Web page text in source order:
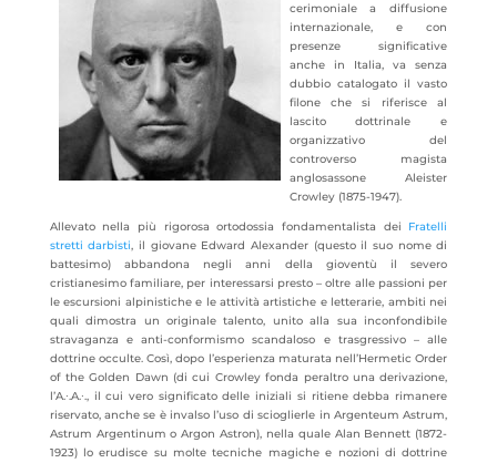
cerimoniale a diffusione
internazionale, e con
presenze significative
anche in Italia, va senza
dubbio catalogato il vasto
filone che si riferisce al
lascito dottrinale e
organizzativo del
controverso magista
anglosassone Aleister
Crowley (1875-1947).
Allevato nella più rigorosa ortodossia fondamentalista dei Fratelli
stretti darbisti, il giovane Edward Alexander (questo il suo nome di
battesimo) abbandona negli anni della gioventù il severo
cristianesimo familiare, per interessarsi presto – oltre alle passioni per
le escursioni alpinistiche e le attività artistiche e letterarie, ambiti nei
quali dimostra un originale talento, unito alla sua inconfondibile
stravaganza e anti-conformismo scandaloso e trasgressivo – alle
dottrine occulte. Così, dopo l’esperienza maturata nell’Hermetic Order
of the Golden Dawn (di cui Crowley fonda peraltro una derivazione,
l’A.∙.A.∙., il cui vero significato delle iniziali si ritiene debba rimanere
riservato, anche se è invalso l’uso di scioglierle in Argenteum Astrum,
Astrum Argentinum o Argon Astron), nella quale Alan Bennett (1872-
1923) lo erudisce su molte tecniche magiche e nozioni di dottrine